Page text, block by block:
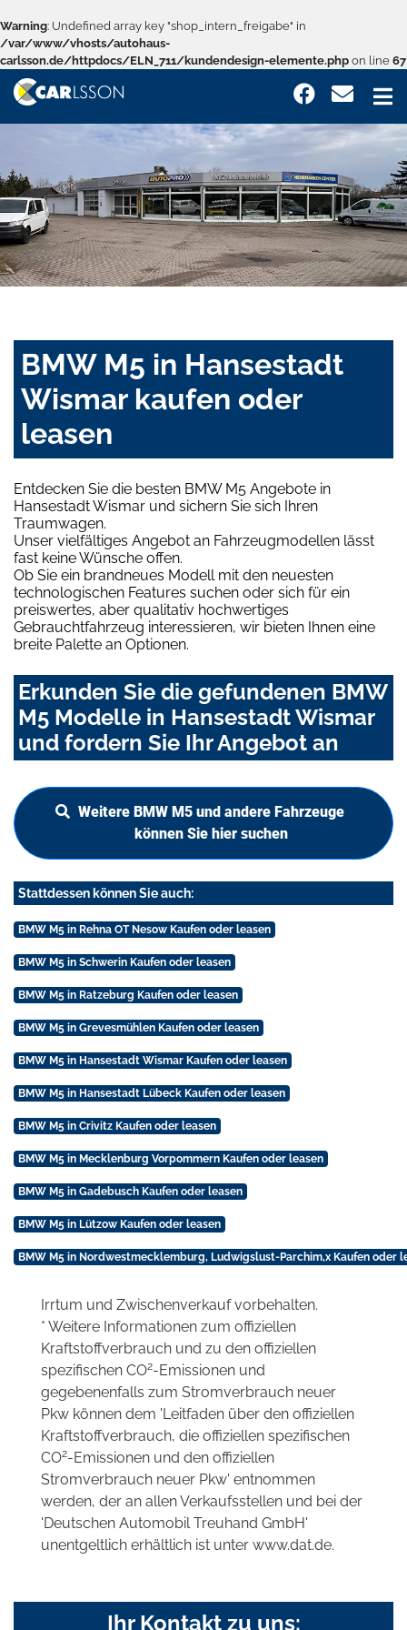
Warning: Undefined array key "shop_intern_freigabe" in
/var/www/vhosts/autohaus-
carlsson.de/httpdocs/ELN_711/kundendesign-elemente.php on line 67
BMW M5 in Hansestadt
Wismar kaufen oder
leasen
Entdecken Sie die besten BMW M5 Angebote in
Hansestadt Wismar und sichern Sie sich Ihren
Traumwagen.
Unser vielfältiges Angebot an Fahrzeugmodellen lässt
fast keine Wünsche offen.
Ob Sie ein brandneues Modell mit den neuesten
technologischen Features suchen oder sich für ein
preiswertes, aber qualitativ hochwertiges
Gebrauchtfahrzeug interessieren, wir bieten Ihnen eine
breite Palette an Optionen.
Erkunden Sie die gefundenen BMW
M5 Modelle in Hansestadt Wismar
und fordern Sie Ihr Angebot an
Weitere BMW M5 und andere Fahrzeuge
können Sie hier suchen
Stattdessen können Sie auch:
BMW M5 in Rehna OT Nesow Kaufen oder leasen
BMW M5 in Schwerin Kaufen oder leasen
BMW M5 in Ratzeburg Kaufen oder leasen
BMW M5 in Grevesmühlen Kaufen oder leasen
BMW M5 in Hansestadt Wismar Kaufen oder leasen
BMW M5 in Hansestadt Lübeck Kaufen oder leasen
BMW M5 in Crivitz Kaufen oder leasen
BMW M5 in Mecklenburg Vorpommern Kaufen oder leasen
BMW M5 in Gadebusch Kaufen oder leasen
BMW M5 in Lützow Kaufen oder leasen
BMW M5 in Nordwestmecklemburg, Ludwigslust-Parchim,x Kaufen oder
Irrtum und Zwischenverkauf vorbehalten.
* Weitere Informationen zum offiziellen
Kraftstoffverbrauch und zu den offiziellen
spezifischen CO2-Emissionen und
gegebenenfalls zum Stromverbrauch neuer
Pkw können dem 'Leitfaden über den offiziellen
Kraftstoffverbrauch, die offiziellen spezifischen
CO2-Emissionen und den offiziellen
Stromverbrauch neuer Pkw' entnommen
werden, der an allen Verkaufsstellen und bei der
'Deutschen Automobil Treuhand GmbH'
unentgeltlich erhältlich ist unter www.dat.de.
Ihr Kontakt zu uns: